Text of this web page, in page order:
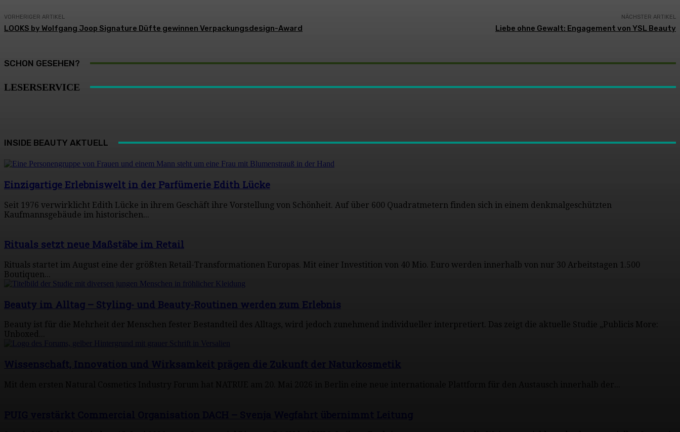
VORHERIGER ARTIKEL
LOOKS by Wolfgang Joop Signature Düfte gewinnen Verpackungsdesign-Award
NÄCHSTER ARTIKEL
Liebe ohne Gewalt: Engagement von YSL Beauty
SCHON GESEHEN?
LESERSERVICE
INSIDE BEAUTY AKTUELL
Einzigartige Erlebniswelt in der Parfümerie Edith Lücke
Seit 1976 verwirklicht Edith Lücke in ihrem Geschäft ihre Vorstellung von Schönheit. Auf über 600 Quadratmetern finden sich in einem denkmalgeschützten
Kaufmannsgebäude im historischen...
Rituals setzt neue Maßstäbe im Retail
Rituals startet im August eine der größten Retail-Transformationen Europas. Mit einer Investition von 40 Mio. Euro werden innerhalb von nur 30 Arbeitstagen 1.500
Boutiquen...
Beauty im Alltag – Styling- und Beauty-Routinen werden zum Erlebnis
Beauty ist für die Mehrheit der Menschen fester Bestandteil des Alltags, wird jedoch zunehmend individueller interpretiert. Das zeigt die aktuelle Studie „Publicis More:
Unboxed...